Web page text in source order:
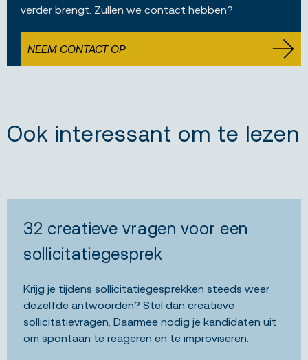
verder brengt. Zullen we contact hebben?
NEEM CONTACT OP
Ook interessant om te lezen
32 creatieve vragen voor een
sollicitatiegesprek
Krijg je tijdens sollicitatiegesprekken steeds weer
dezelfde antwoorden? Stel dan creatieve
sollicitatievragen. Daarmee nodig je kandidaten uit
om spontaan te reageren en te improviseren.